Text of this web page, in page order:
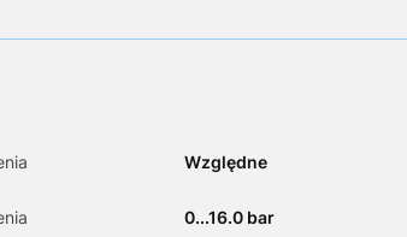
Względne
0...16.0 bar